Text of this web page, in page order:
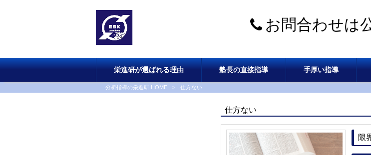
お問合わせは
栄進研が選ばれる理由 塾長の直接指導 手厚い指導
分析指導の栄進研 HOME > 仕方ない
仕方ない
限